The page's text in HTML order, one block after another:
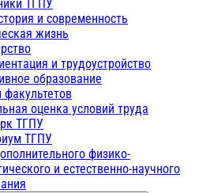
ТГПУ
и современность
жизнь
и трудоустройство
образование
факультетов
оценка условий труда
ТГПУ
ТГПУ
физико-
и естественно-научного